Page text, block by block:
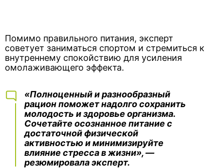
Помимо правильного питания, эксперт
советует заниматься спортом и стремиться к
внутреннему спокойствию для усиления
омолаживающего эффекта.
«Полноценный и разнообразный
рацион поможет надолго сохранить
молодость и здоровье организма.
Сочетайте осознанное питание с
достаточной физической
активностью и минимизируйте
влияние стресса в жизни», —
резюмировала эксперт.